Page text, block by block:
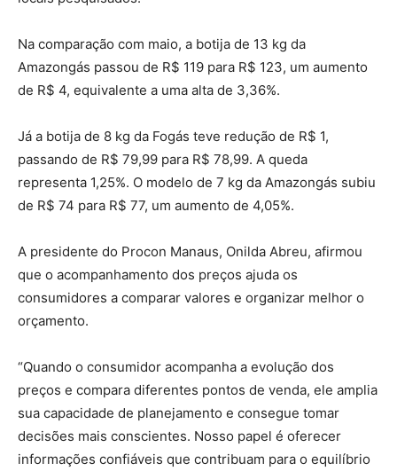
Na comparação com maio, a botija de 13 kg da
Amazongás passou de R$ 119 para R$ 123, um aumento
de R$ 4, equivalente a uma alta de 3,36%.
Já a botija de 8 kg da Fogás teve redução de R$ 1,
passando de R$ 79,99 para R$ 78,99. A queda
representa 1,25%. O modelo de 7 kg da Amazongás subiu
de R$ 74 para R$ 77, um aumento de 4,05%.
A presidente do Procon Manaus, Onilda Abreu, afirmou
que o acompanhamento dos preços ajuda os
consumidores a comparar valores e organizar melhor o
orçamento.
“Quando o consumidor acompanha a evolução dos
preços e compara diferentes pontos de venda, ele amplia
sua capacidade de planejamento e consegue tomar
decisões mais conscientes. Nosso papel é oferecer
informações confiáveis que contribuam para o equilíbrio